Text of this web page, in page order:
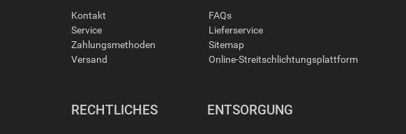
Kontakt
Service
Zahlungsmethoden
Versand
FAQs
Lieferservice
Sitemap
Online-Streitschlichtungsplattform
RECHTLICHES ENTSORGUNG